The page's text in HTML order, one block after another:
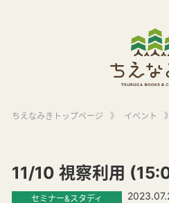
ちえなみきトップページ 》 イベント 》
11/10 視察利用
セミナー&スタディ